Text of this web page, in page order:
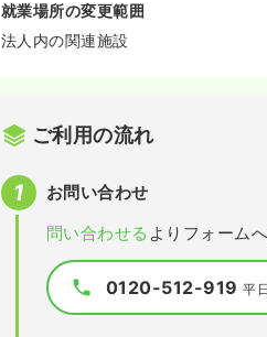
就業場所の変更範囲
法人内の関連施設
ご利用の流れ
お問い合わせ
問い合わせる よりフォーム
0120-512-919平